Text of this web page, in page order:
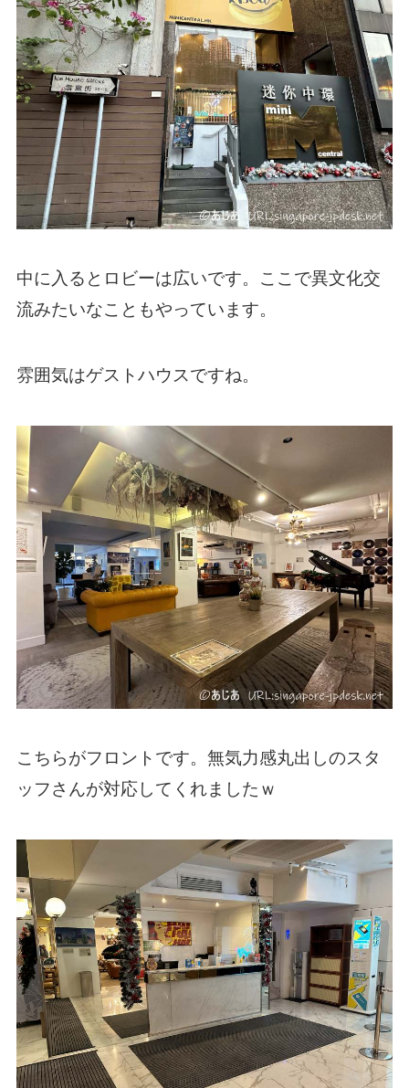
中に入るとロビーは広いです。ここで異文化交
流みたいなこともやっています。
雰囲気はゲストハウスですね。
こちらがフロントです。無気力感丸出しのスタ
ッフさんが対応してくれましたｗ